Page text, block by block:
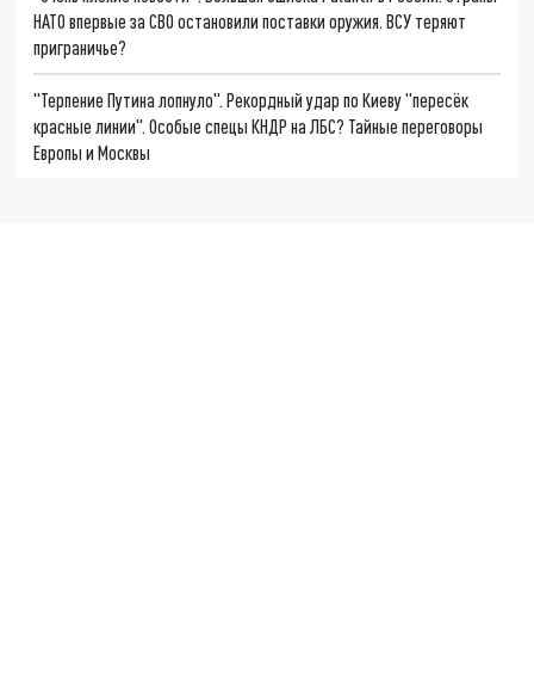
НАТО впервые за СВО остановили поставки оружия. ВСУ теряют
приграничье?
"Терпение Путина лопнуло". Рекордный удар по Киеву "пересёк
красные линии". Особые спецы КНДР на ЛБС? Тайные переговоры
Европы и Москвы